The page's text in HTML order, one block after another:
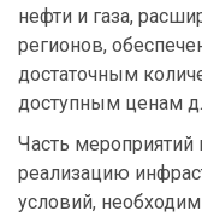
нефти и газа,
регионов,
достаточным
доступным ценам
Часть
реализацию
условий,